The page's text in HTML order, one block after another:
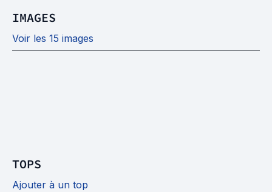
IMAGES
Voir les 15 images
TOPS
Ajouter à un top